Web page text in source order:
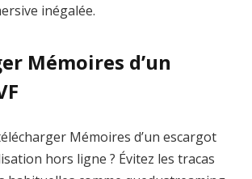
inégalée.
Mémoires d’un
Mémoires d’un escargot
hors ligne ? Évitez les tracas